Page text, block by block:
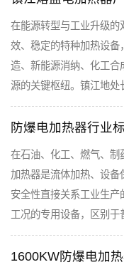
在能源转型与工业升级
效、稳定的特种加热设
造、新能源消纳、化工
源的关键枢纽。镇江地处
防爆电加热器行业
在石油、化工、燃气、
加热器是流体加热、设
安全性直接关系工业生
工况的专用设备，区别于
1600KW防爆电加